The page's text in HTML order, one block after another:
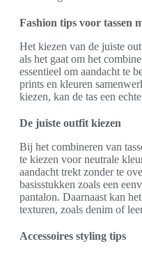
Fashion tips voor tassen
Het kiezen van de juiste
als het gaat om het
essentieel om aandacht te
prints en kleuren
kiezen, kan de tas een
De juiste outfit kiezen
Bij het combineren van
te kiezen voor neutrale
aandacht trekt zonder te
basisstukken zoals een
pantalon. Daarnaast kan
texturen, zoals denim of
Accessoires styling tips